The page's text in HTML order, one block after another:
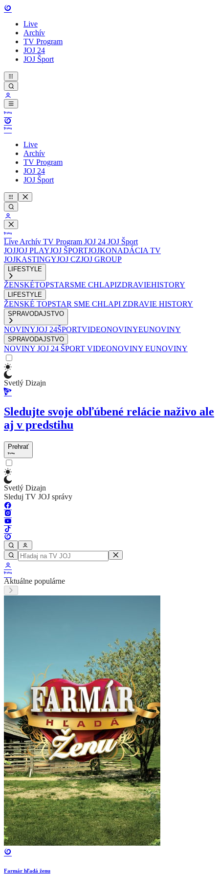
Live
Archív
TV Program
JOJ 24
JOJ Šport
Live
Archív
TV Program
JOJ 24
JOJ Šport
Live Archív TV Program JOJ 24 JOJ Šport
JOJJOJ PLAYJOJ ŠPORTJOJKONADÁCIA TV
JOJKASTINGYJOJ CZJOJ GROUP
LIFESTYLE
ŽENSKÉTOPSTARSME CHLAPIZDRAVIEHISTORY
LIFESTYLE
ŽENSKÉ TOPSTAR SME CHLAPI ZDRAVIE HISTORY
SPRAVODAJSTVO
NOVINYJOJ 24ŠPORTVIDEONOVINYEUNOVINY
SPRAVODAJSTVO
NOVINY JOJ 24 ŠPORT VIDEONOVINY EUNOVINY
Svetlý Dizajn
Sledujte svoje obľúbené relácie naživo ale
aj v predstihu
Prehrať
Svetlý Dizajn
Sleduj TV JOJ správy
Aktuálne populárne
Farmár hľadá ženu